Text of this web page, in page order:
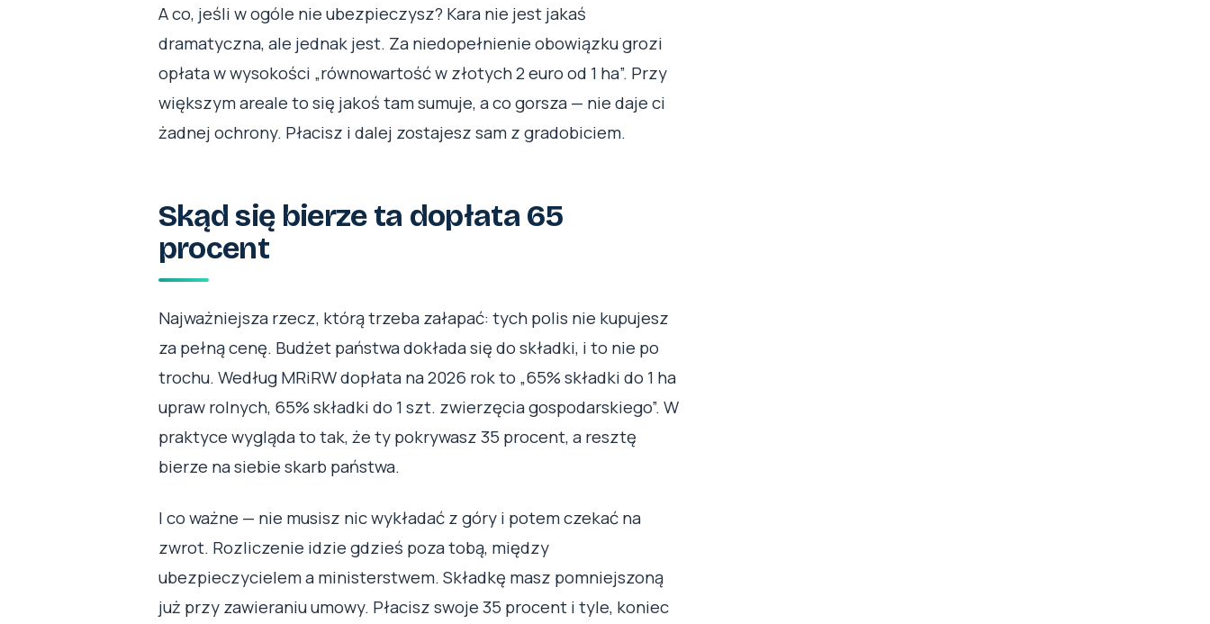
A co, jeśli w ogóle nie ubezpieczysz? Kara nie jest jakaś
dramatyczna, ale jednak jest. Za niedopełnienie obowiązku grozi
opłata w wysokości „równowartość w złotych 2 euro od 1 ha”. Przy
większym areale to się jakoś tam sumuje, a co gorsza — nie daje ci
żadnej ochrony. Płacisz i dalej zostajesz sam z gradobiciem.
Skąd się bierze ta dopłata 65
procent
Najważniejsza rzecz, którą trzeba załapać: tych polis nie kupujesz
za pełną cenę. Budżet państwa dokłada się do składki, i to nie po
trochu. Według MRiRW dopłata na 2026 rok to „65% składki do 1 ha
upraw rolnych, 65% składki do 1 szt. zwierzęcia gospodarskiego”. W
praktyce wygląda to tak, że ty pokrywasz 35 procent, a resztę
bierze na siebie skarb państwa.
I co ważne — nie musisz nic wykładać z góry i potem czekać na
zwrot. Rozliczenie idzie gdzieś poza tobą, między
ubezpieczycielem a ministerstwem. Składkę masz pomniejszoną
już przy zawieraniu umowy. Płacisz swoje 35 procent i tyle, koniec